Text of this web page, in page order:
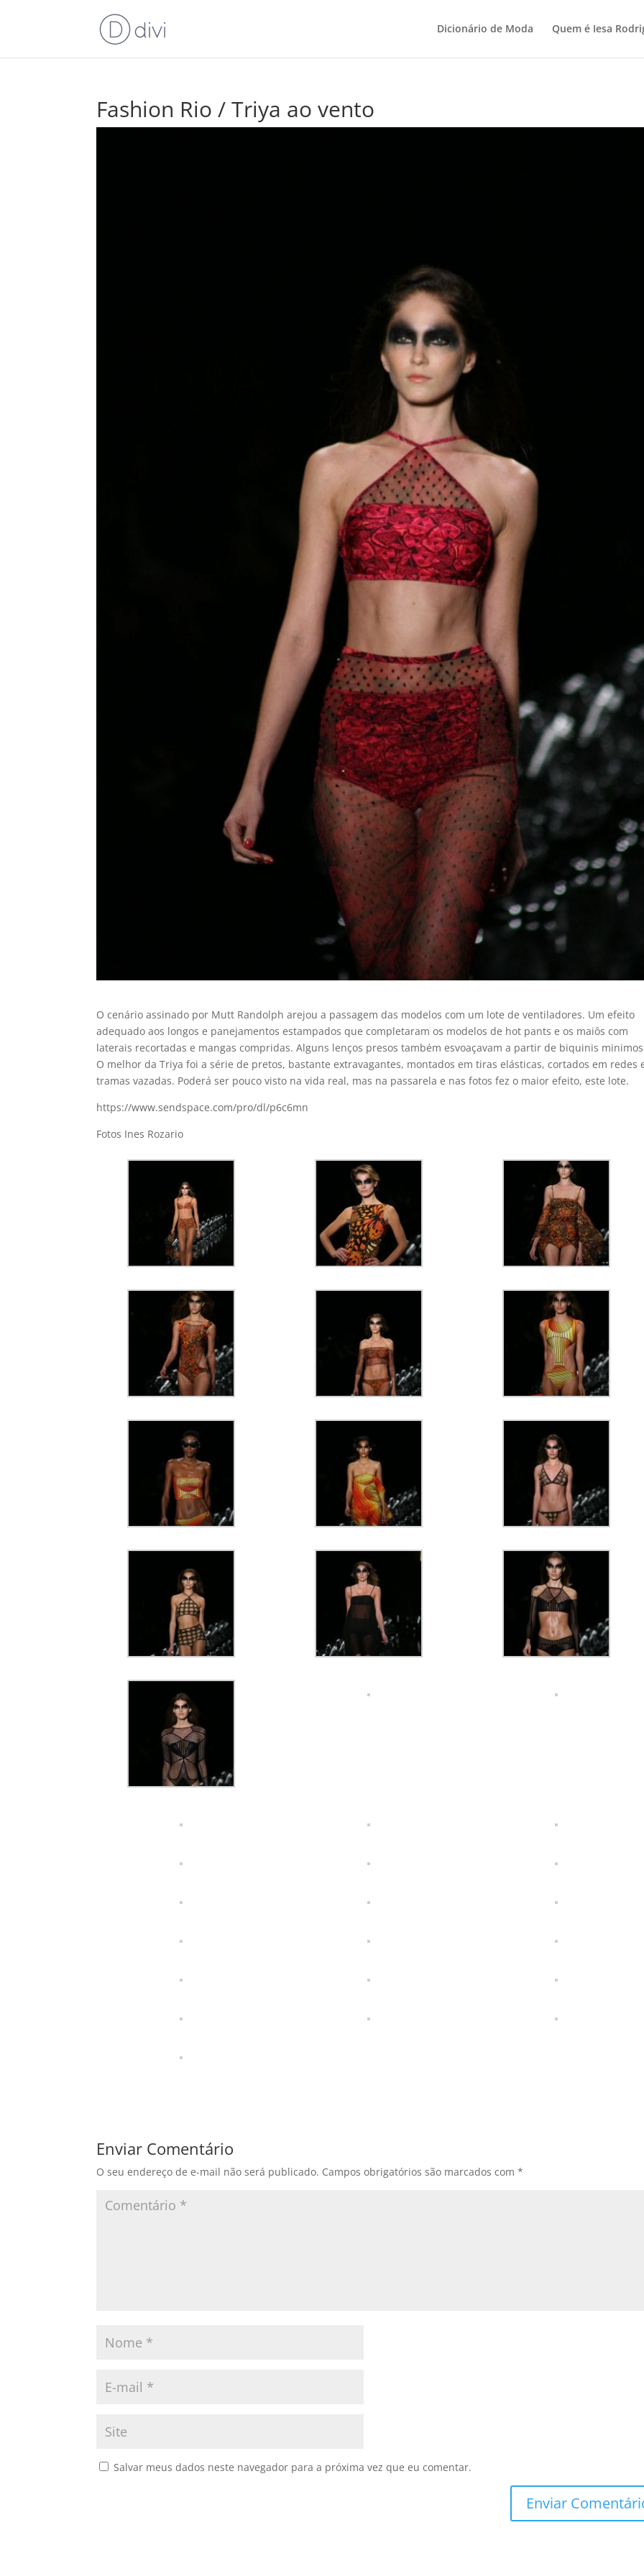
Dicionário de Moda Quem é Iesa
Fashion Rio / Triya ao vento
O cenário assinado por Mutt Randolph arejou a passagem das modelos com um lote de ventiladores. Um efeito
adequado aos longos e panejamentos estampados que completaram os modelos de hot pants e os maiôs com
laterais recortadas e mangas compridas. Alguns lenços presos também esvoaçavam a partir de biquinis
O melhor da Triya foi a série de pretos, bastante extravagantes, montados em tiras elásticas, cortados em redes
tramas vazadas. Poderá ser pouco visto na vida real, mas na passarela e nas fotos fez o maior efeito, este lote.
https://www.sendspace.com/pro/dl/p6c6mn
Fotos Ines Rozario
Enviar Comentário
O seu endereço de e-mail não será publicado. Campos obrigatórios são marcados com*
Salvar meus dados neste navegador para a próxima vez que eu comentar.